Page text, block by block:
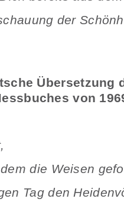
der
Übersetzung
von
die Weisen
Tag den